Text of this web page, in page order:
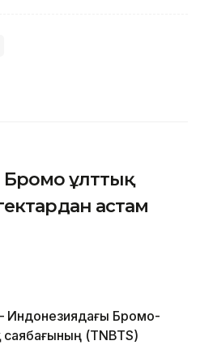
ұлттық
астам
Индонезиядағы Бромо-
(TNBTS)